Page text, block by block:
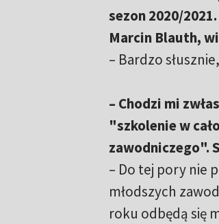
sezon 2020/
Marcin Blauth,
– Bardzo
– Chodzi mi
"szkolenie w
zawodniczego".
– Do tej pory nie
młodszych
roku odbędą się